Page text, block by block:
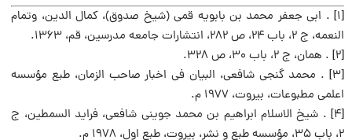
[۱] . ابی جعفر محمد بن بابویه قمی (شیخ صدوق)، کمال الدین، وتمام
النعمه، ج ۲، باب ۲۴، ص ۲۸۲، انتشارات جامعه مدرسین، قم، ۱۳۶۳.
[۲] . همان، ج ۲، باب ۳۰، ص ۳۲۸.
[۳] . محمد گنجی شافعی، البیان فی اخبار صاحب الزمان، طبع مؤسسه
اعلمی مطبوعات، بیروت، ۱۹۷۷ م.
[۴] . شیخ الاسلام ابراهیم بن محمد جوینی شافعی، فراید السمطین، ج
۲، باب ۳۵، مؤسسه طبع و نشر، بیروت، طبع اول، ۱۹۷۸ م.